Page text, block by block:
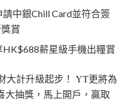
中銀Chill Card並符合簽
賞
薪星級手機出糧賞
大計升級起步！ YT更將為
大抽獎，馬上開戶，贏取